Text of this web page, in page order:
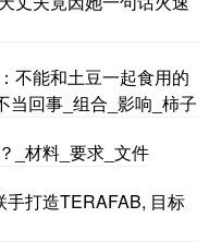
不能和土豆一起食用的
当回事_组合_影响_柿子
_材料_要求_文件
打造TERAFAB, 目标